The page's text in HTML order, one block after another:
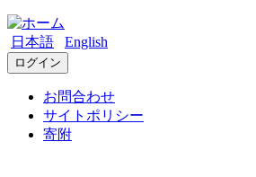
日本語 English
ログイン
お問合わせ
サイトポリシー
寄附